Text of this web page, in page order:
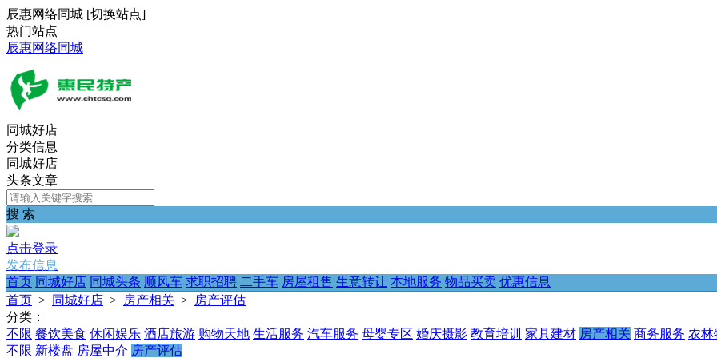
辰惠网络同城 [切换站点]
热门站点
辰惠网络同城
同城好店
分类信息
同城好店
头条文章
搜 索
点击登录
发布信息
首页 同城好店 同城头条 顺风车 求职招聘 二手车 房屋租售 生意转让 本地服务 物品买卖 优惠信息
首页 > 同城好店 > 房产相关 > 房产评估
分类：
不限 餐饮美食 休闲娱乐 酒店旅游 购物天地 生活服务 汽车服务 母婴专区 婚庆摄影 教育培训 家具建材 房产相关 商务服务 农林
不限 新楼盘 房屋中介 房产评估